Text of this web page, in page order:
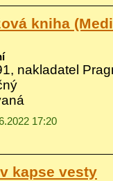
kniha
nakladatel
17:20
kapse vesty